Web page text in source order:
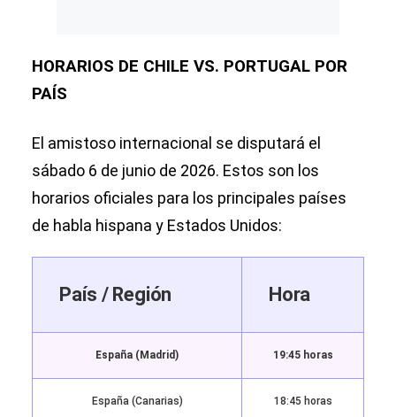
HORARIOS DE CHILE VS. PORTUGAL POR
PAÍS
El amistoso internacional se disputará el
sábado 6 de junio de 2026. Estos son los
horarios oficiales para los principales países
de habla hispana y Estados Unidos:
País / Región Hora
España (Madrid) 19:45 horas
España (Canarias) 18:45 horas